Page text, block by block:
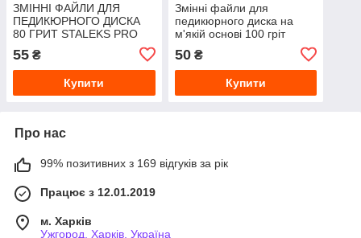
ЗМІННІ ФАЙЛИ ДЛЯ
ПЕДИКЮРНОГО ДИСКА
80 ГРИТ STALEKS PRO
PODODISC S 50 ШТ PDF-
15-80
55 ₴
Купити
Змінні файли для
педикюрного диска на
м'якій основі 100 гріт
STALEKS PRO PODODISC
S 50 шт. PDF-15-100
50₴
Купити
Про нас
99% позитивних з 169 відгуків за рік
Працює з 12.01.2019
м. Харків
Ужгород, Харків, Україна